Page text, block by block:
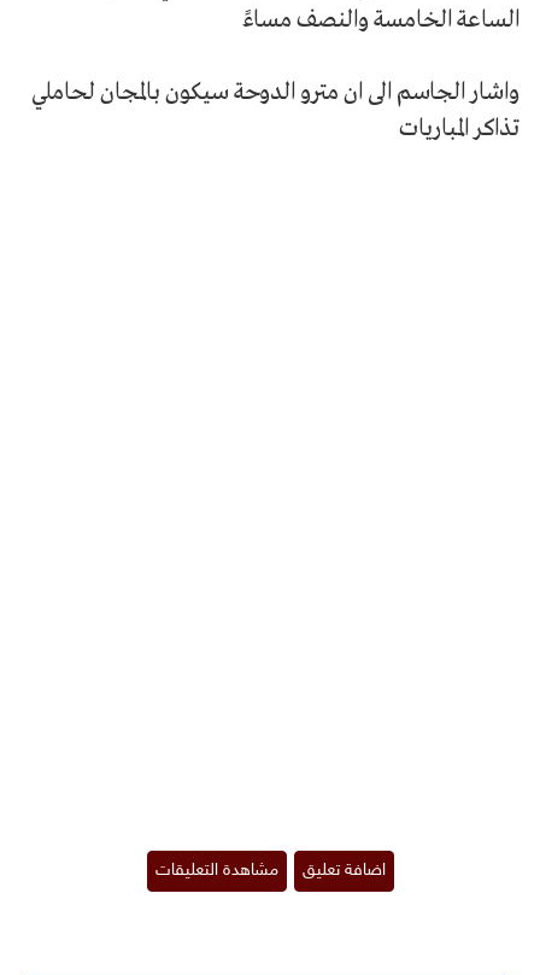
الساعة الخامسة والنصف مساءً
واشار الجاسم الى ان مترو الدوحة سيكون بالمجان لحاملي
تذاكر المباريات